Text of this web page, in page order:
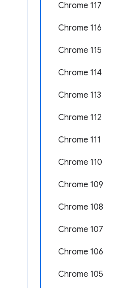
Chrome 117
Chrome 116
Chrome 115
Chrome 114
Chrome 113
Chrome 112
Chrome 111
Chrome 110
Chrome 109
Chrome 108
Chrome 107
Chrome 106
Chrome 105